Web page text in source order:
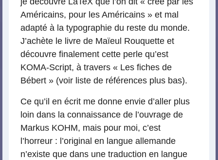
Américains, pour les Américains » et mal
adapté à la typographie du reste du monde.
J’achète le livre de Maïeul Rouquette et
découvre finalement cette perle qu’est
KOMA-Script, à travers « Les fiches de
Bébert » (voir liste de références plus bas).
Ce qu’il en écrit me donne envie d’aller plus
loin dans la connaissance de l’ouvrage de
Markus KOHM, mais pour moi, c’est
l’horreur : l’original en langue allemande
n’existe que dans une traduction en langue